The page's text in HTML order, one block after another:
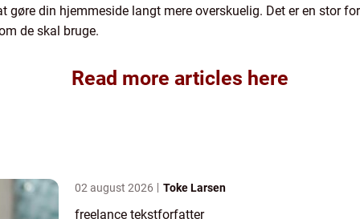
gøre din hjemmeside langt mere overskuelig. Det er en stor
de skal bruge.
Read more articles here
02 august 2026 Toke Larsen
freelance tekstforfatter